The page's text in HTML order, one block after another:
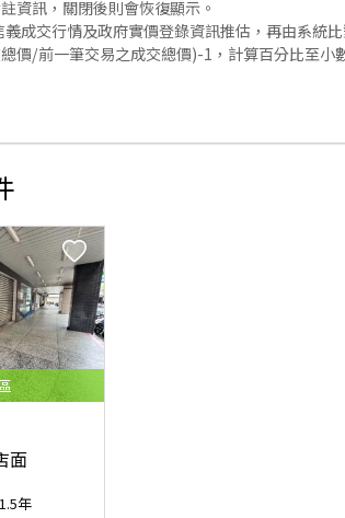
資訊，關閉後則會恢復顯示。
成交行情及政府實價登錄資訊推估，再由系統
價/前一筆交易之成交總價)-1，計算百分比至小
面
年